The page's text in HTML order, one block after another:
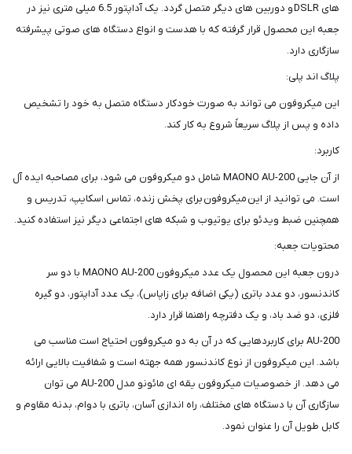
های DSLR و دوربین‌ های دیگر متصل گردد. یک آداپتور 6.5 میلی متری نیز در
جعبه این محصول قرار گرفته که با هدست و انواع دستگاه‌ های صوتی پیشرفته
سازگاری دارد.
پلاگ اند پلی:
این میکروفون می‌ تواند به صورت خودکار دستگاه متصل به خود را تشخیص
داده و پس از پلاگ سریعاً شروع به کار کند.
کاربرد:
از آن جایی MAONO AU-200 شامل دو میکروفون می‌ شود، برای مصاحبه ایده ‌آل
است. می ‌توانید از این میکروفون برای پخش زنده، تماس اسکایپ، تدریس و
همچنین ضبط ویدئو برای یوتیوب و شبکه ‌های اجتماعی دیگر نیز استفاده کنید.
محتویات جعبه:
درون جعبه این محصول یک عدد میکروفون MAONO AU-200 با دو سر
کاندنسور، دو عدد باتری (یکی اضافه برای زاپاس)، یک عدد آداپتور، دو گیره
فلزی، دو ضد باد، و یک دفترچه راهنما قرار دارد.
AU-200 برای کاربردهایی که در آن به دو میکروفون احتیاج است مناسب می
‌باشد. این میکروفون از نوع کاندنسور همه جهته است و شفافیت بالایی ارائه
می ‌دهد. از خصوصیات میکروفون یقه‌ ای مائونو مدل AU-200 می ‌توان
سازگاری آن با دستگاه ‌های مختلف، راه اندازی آسان، باتری با دوام، بدنه مقاوم و
کابل طویل آن را عنوان نمود.